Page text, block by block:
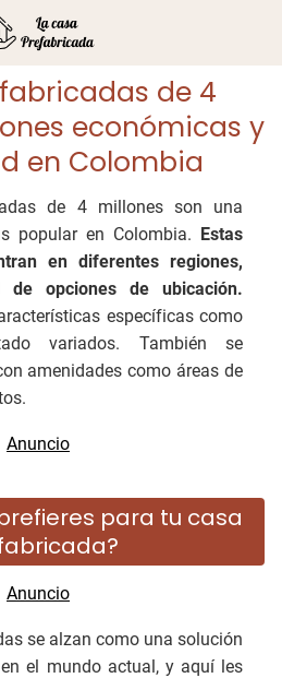
de 4
económicas y
en Colombia
de 4 millones son una
popular en Colombia. Estas
en diferentes regiones,
de opciones de ubicación.
específicas como
variados. También se
amenidades como áreas de
para tu casa
se alzan como una solución
el mundo actual, y aquí les